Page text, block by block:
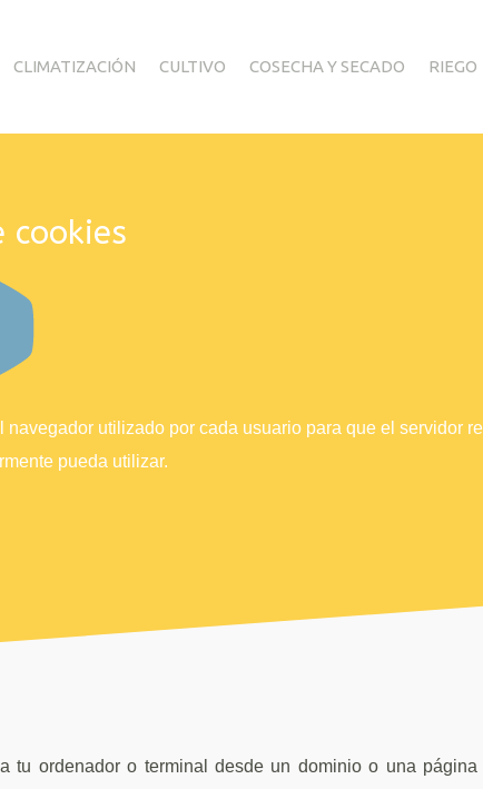
CLIMATIZACIÓN CULTIVO COSECHA Y SECADO RIEGO
cookies
utilizado por cada usuario para que el servidor
pueda utilizar.
tu ordenador o terminal desde un dominio o una